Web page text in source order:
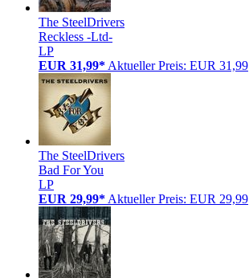
The SteelDrivers
Reckless -Ltd-
LP
EUR 31,99* Aktueller Preis: EUR 31,99
The SteelDrivers
Bad For You
LP
EUR 29,99* Aktueller Preis: EUR 29,99